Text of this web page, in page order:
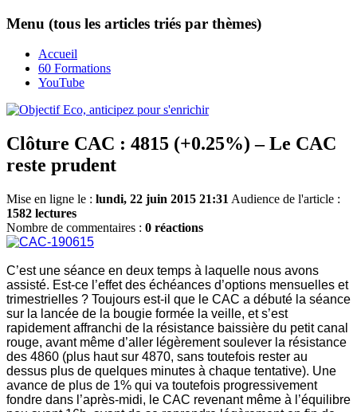
Menu (tous les articles triés par thèmes)
Accueil
60 Formations
YouTube
Clôture CAC : 4815 (+0.25%) – Le CAC
reste prudent
Mise en ligne le : lundi, 22 juin 2015 21:31 Audience de l'article :
1582 lectures
Nombre de commentaires : 0 réactions
C’est une séance en deux temps à laquelle nous avons
assisté. Est-ce l’effet des échéances d’options mensuelles et
trimestrielles ? Toujours est-il que le CAC a débuté la séance
sur la lancée de la bougie formée la veille, et s’est
rapidement affranchi de la résistance baissière du petit canal
rouge, avant même d’aller légèrement soulever la résistance
des 4860 (plus haut sur 4870, sans toutefois rester au
dessus plus de quelques minutes à chaque tentative). Une
avance de plus de 1% qui va toutefois progressivement
fondre dans l’après-midi, le CAC revenant même à l’équilibre